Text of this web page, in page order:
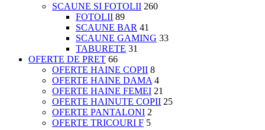
SCAUNE SI FOTOLII 260
FOTOLII 89
SCAUNE BAR 41
SCAUNE GAMING 33
TABURETE 31
OFERTE DE PRET 66
OFERTE HAINE COPII 8
OFERTE HAINE DAMA 4
OFERTE HAINE FEMEI 21
OFERTE HAINUTE COPII 25
OFERTE PANTALONI 2
OFERTE TRICOURI F 5